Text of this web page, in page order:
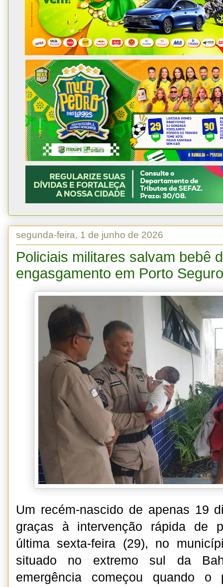
segunda-feira, 1 de junho de 2026
Policiais militares salvam bebê
engasgamento em Porto Seguro
Um recém-nascido de apenas 19
graças à intervenção rápida de
última sexta-feira (29), no
situado no extremo sul da
emergência começou quando